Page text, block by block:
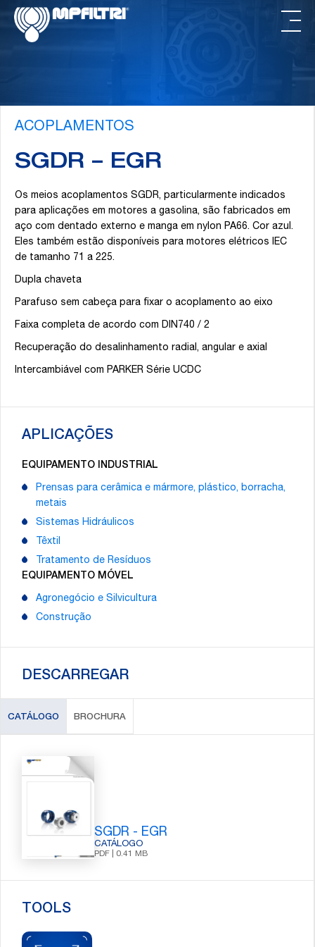
Skip
Saltar
para
ACOPLAMENTOS
SGDR – EGR
Os meios acoplamentos SGDR, particularmente indicados
para aplicações em motores a gasolina, são fabricados em
aço com dentado externo e manga em nylon PA66. Cor azul.
Eles também estão disponíveis para motores elétricos IEC
de tamanho 71 a 225.
Dupla chaveta
Parafuso sem cabeça para fixar o acoplamento ao eixo
Faixa completa de acordo com DIN740 / 2
Recuperação do desalinhamento radial, angular e axial
Intercambiável com PARKER Série UCDC
APLICAÇÕES
EQUIPAMENTO INDUSTRIAL
Prensas para cerâmica e mármore, plástico, borracha,
metais
Sistemas Hidráulicos
Têxtil
Tratamento de Resíduos
EQUIPAMENTO MÓVEL
Agronegócio e Silvicultura
Construção
DESCARREGAR
CATÁLOGO BROCHURA
SGDR - EGR
CATÁLOGO
PDF | 0.41 MB
TOOLS